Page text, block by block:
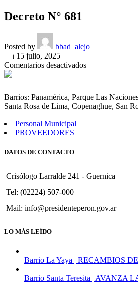
Decreto N° 681
Posted by
bbad_alejo
On 15 julio, 2025
Comentarios desactivadosen
Barrios: Panamérica, Parque Las
Santa Rosa de Lima, Copenaghue, San
Personal Municipal
PROVEEDORES
DATOS DE CONTACTO
Crisólogo Larralde 241 - Guernica
Tel: (02224) 507-000
Mail: info@presidenteperon.gov.ar
LO MÁS LEÍDO
Barrio La Yaya | RECAMBIOS
Barrio Santa Teresita |